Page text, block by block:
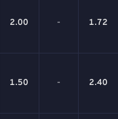
2.00 - 1.72
1.50 - 2.40